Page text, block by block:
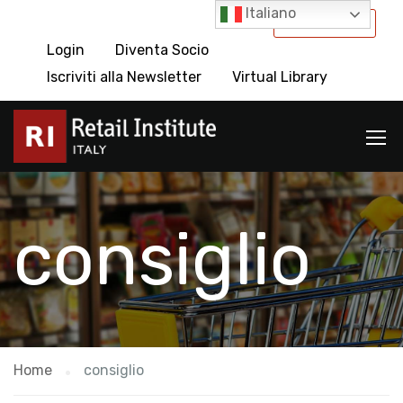
International
Login
Diventa Socio
Iscriviti alla Newsletter
Virtual Library
consiglio
Home consiglio
Italiano